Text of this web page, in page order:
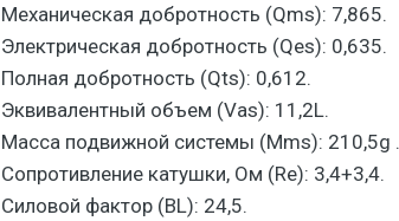
Механическая добротность (Qms): 7,865.
Электрическая добротность (Qes): 0,635.
Полная добротность (Qts): 0,612.
Эквивалентный объем (Vas): 11,2L.
Масса подвижной системы (Mms): 210,5g .
Сопротивление катушки, Ом (Re): 3,4+3,4.
Силовой фактор (BL): 24,5.